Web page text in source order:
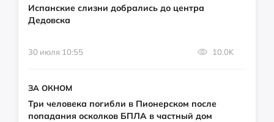
Испанские слизни добрались до центра
Дедовска
30 июля 10:55 10.0K
ЗА ОКНОМ
Три человека погибли в Пионерском после
попадания осколков БПЛА в частный дом